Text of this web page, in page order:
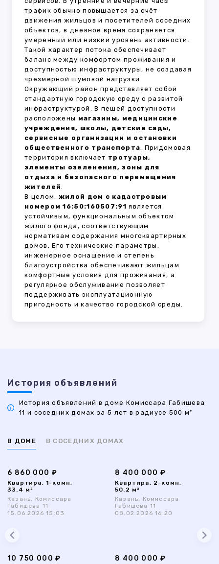
трафик обычно повышается за счёт
движения жильцов и посетителей соседних
объектов, в дневное время сохраняется
умеренный или низкий уровень активности.
Такой характер потока обеспечивает
баланс между комфортом проживания и
доступностью инфраструктуры, не создавая
чрезмерной шумовой нагрузки.
Окружающий район представляет собой
стандартную городскую среду с развитой
инфраструктурой. В пешей доступности
расположены магазины, медицинские
учреждения, школы, детские сады,
сервисные организации и остановки
общественного транспорта. Придомовая
территория включает тротуары,
элементы озеленения, зоны для
отдыха и безопасного перемещения
жителей.
В целом, жилой дом с кадастровым
номером 16:50:160507:91 является
устойчивым, функциональным объектом
жилого фонда, соответствующим
нормативам содержания многоквартирных
домов. Его технические параметры,
инженерное оснащение и степень
благоустройства обеспечивают жильцам
комфортные условия для проживания, а
регулярное обслуживание позволяет
поддерживать эксплуатационную
пригодность и качество городской среды.
История объявлений
История объявлений в доме Комиссара Габишева
11 и соседних домах за 5 лет в радиусе 500 м²
В ДОМЕ В СОСЕДНИХ ДОМАХ
6 860 000 ₽
Квартира, 1-комн,
33.4 м²
Казань, Комиссара
Габишева 11
15.06.2026 15:03
8 400 000 ₽
Квартира, 2-комн,
50.2 м²
Казань, Комиссара
Габишева 11
08.02.2026 16:20
10 750 000 ₽ 8 400 000 ₽